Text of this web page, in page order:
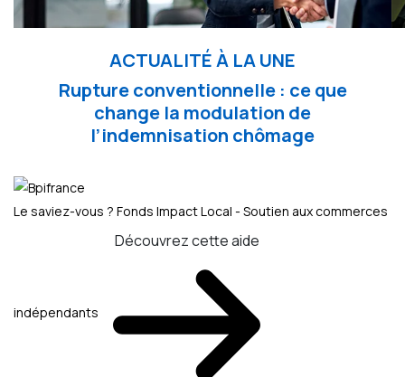
ACTUALITÉ À LA UNE
Rupture conventionnelle : ce que
change la modulation de
l’indemnisation chômage
Le saviez-vous ? Fonds Impact Local - Soutien aux commerces
indépendants
Découvrez cette aide